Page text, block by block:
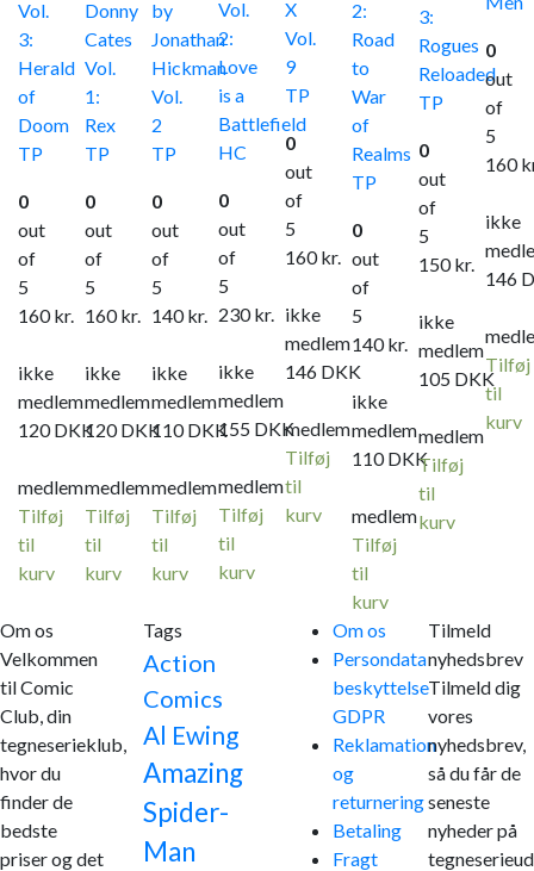
Vol.
3:
Herald
of
Doom
TP
0
out
of
5
160kr.
ikke
medlem
120DKK
medlem
Tilføj
til
kurv
Donny
Cates
Vol.
1:
Rex
TP
0
out
of
5
160kr.
ikke
medlem
120DKK
medlem
Tilføj
til
kurv
by
Jonathan
Hickman
Vol.
2
TP
0
out
of
5
140kr.
ikke
medlem
110DKK
medlem
Tilføj
til
kurv
Vol.
2:
Love
is a
Battlefield
HC
0
out
of
5
230kr.
ikke
medlem
155 DKK
medlem
Tilføj
til
kurv
X
Vol.
9
TP
0
out
of
5
160kr.
ikke
medlem
146 DKK
medlem
Tilføj
til
kurv
2:
Road
to
War
of
Realms
TP
0
out
of
5
140kr.
ikke
medlem
110DKK
medlem
Tilføj
til
kurv
3:
Rogues
Reloaded
TP
0
out
of
5
150kr.
ikke
medlem
105 DKK
medlem
Tilføj
til
kurv
0
out
of
5
160
ikke
146
Tilføj
til
kurv
Om os
Velkommen
til Comic
Club, din
tegneserieklub,
hvor du
finder de
bedste
priser og det
Tags
Action
Comics
Al Ewing
Amazing
Spider-
Man
Om os
Persondata
beskyttelse
GDPR
Reklamation
og
returnering
Betaling
Fragt
Tilmeld
nyhedsbrev
Tilmeld dig
vores
nyhedsbrev,
så du får de
seneste
nyheder på